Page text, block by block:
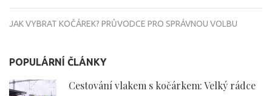
JAK VYBRAT KOČÁREK? PRŮVODCE PRO SPRÁVNOU VOLBU
POPULÁRNÍ ČLÁNKY
Cestování vlakem s kočárkem: Velký rádce